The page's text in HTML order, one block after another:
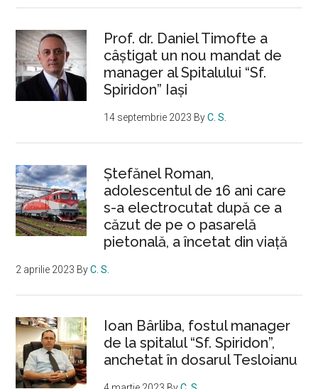
Prof. dr. Daniel Timofte a
câștigat un nou mandat de
manager al Spitalului “Sf.
Spiridon” Iași
14 septembrie 2023 ByC. S.
Ştefănel Roman,
adolescentul de 16 ani care
s-a electrocutat după ce a
căzut de pe o pasarelă
pietonală, a încetat din viață
2 aprilie 2023 ByC. S.
Ioan Bârliba, fostul manager
de la spitalul “Sf. Spiridon”,
anchetat în dosarul Tesloianu